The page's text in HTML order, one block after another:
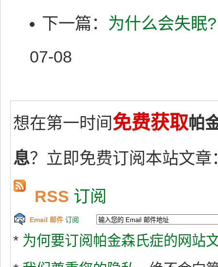
下一篇： 为什么会失眠
07-08
想在第一时间免费获取帕
息？立即免费订阅本站文章
RSS 订阅
Email 邮件 订阅
* 为何要订阅帕金森氏症的网站